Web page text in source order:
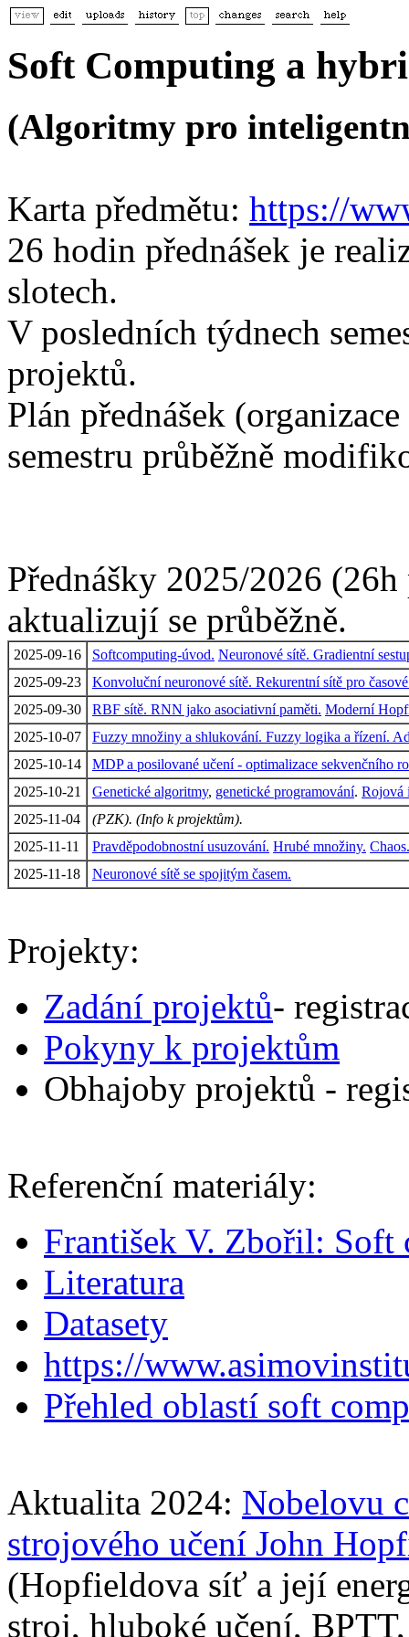
Soft Computing a
(Algoritmy pro
Karta předmětu: https://
26 hodin přednášek je
slotech.
V posledních týdnech
projektů.
Plán přednášek
semestru průběžně
Přednášky 2025/2026
aktualizují se průběžně.
2025-09-16 Softcomputing-úvod. Neuronové sítě. Gradientní
2025-09-23
Konvoluční neuronové sítě. Rekurentní sítě pro
2025-09-30
RBF sítě. RNN jako asociativní paměti. Moderní
2025-10-07
Fuzzy množiny a shlukování. Fuzzy logika a řízení.
2025-10-14
MDP a posilované učení - optimalizace sekvenčního
2025-10-21
Genetické algoritmy, genetické programování. Rojová
2025-11-04
(PZK). (Info k projektům).
2025-11-11
Pravděpodobnostní usuzování. Hrubé množiny. Chaos.
2025-11-18
Neuronové sítě se spojitým časem.
Projekty:
Zadání projektů-
Pokyny k projektům
Obhajoby projektů -
Referenční materiály:
František V. Zbořil: Soft
Literatura
Datasety
https://
Přehled oblastí soft
Aktualita 2024: Nobelovu
strojového učení John
(Hopfieldova síť a její
stroj, hluboké učení,